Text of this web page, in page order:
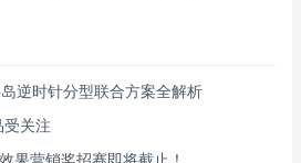
逆时针分型联合方案全解析
受关注
果营销奖招赛即将截止！